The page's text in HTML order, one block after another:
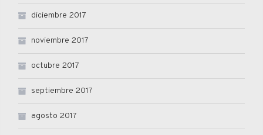
diciembre 2017
noviembre 2017
octubre 2017
septiembre 2017
agosto 2017